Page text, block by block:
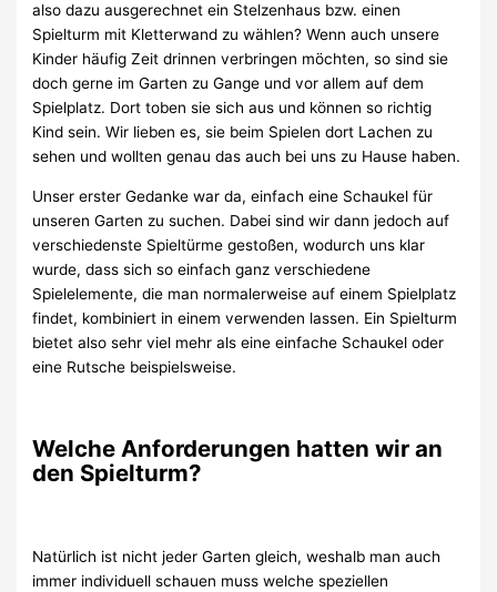
also dazu ausgerechnet ein Stelzenhaus bzw. einen
Spielturm mit Kletterwand zu wählen? Wenn auch unsere
Kinder häufig Zeit drinnen verbringen möchten, so sind sie
doch gerne im Garten zu Gange und vor allem auf dem
Spielplatz. Dort toben sie sich aus und können so richtig
Kind sein. Wir lieben es, sie beim Spielen dort Lachen zu
sehen und wollten genau das auch bei uns zu Hause haben.
Unser erster Gedanke war da, einfach eine Schaukel für
unseren Garten zu suchen. Dabei sind wir dann jedoch auf
verschiedenste Spieltürme gestoßen, wodurch uns klar
wurde, dass sich so einfach ganz verschiedene
Spielelemente, die man normalerweise auf einem Spielplatz
findet, kombiniert in einem verwenden lassen. Ein Spielturm
bietet also sehr viel mehr als eine einfache Schaukel oder
eine Rutsche beispielsweise.
Welche Anforderungen hatten wir an
den Spielturm?
Natürlich ist nicht jeder Garten gleich, weshalb man auch
immer individuell schauen muss welche speziellen